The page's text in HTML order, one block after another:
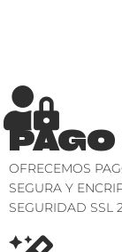
OFRECEMOS
SEGURA Y
SEGURIDAD SSL